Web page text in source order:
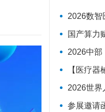
2026数智医学大
国产算力赋能“量
2026中部（郑州
【医疗器械】9
2026世界人工智能
参展邀请函｜2026